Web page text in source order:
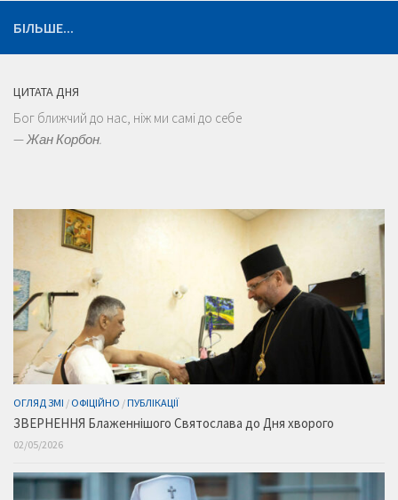
БІЛЬШЕ...
ЦИТАТА ДНЯ
Бог ближчий до нас, ніж ми самі до себе
—Жан Корбон.
ОГЛЯД ЗМІ / ОФІЦІЙНО /ПУБЛІКАЦІЇ
ЗВЕРНЕННЯ Блаженнішого Святослава до Дня хворого
02/05/2026